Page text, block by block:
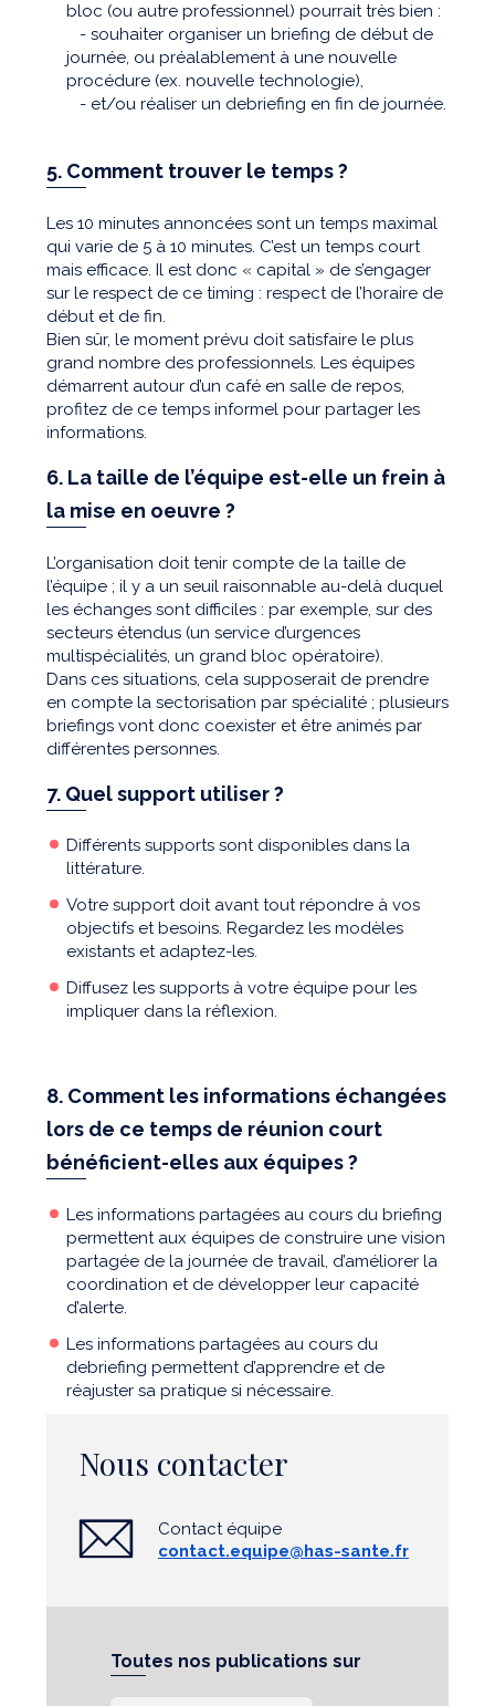
bloc (ou autre professionnel) pourrait très bien :
- souhaiter organiser un briefing de début de
journée, ou préalablement à une nouvelle
procédure (ex. nouvelle technologie),
- et/ou réaliser un debriefing en fin de journée.
5. Comment trouver le temps ?
Les 10 minutes annoncées sont un temps maximal
qui varie de 5 à 10 minutes. C’est un temps court
mais efficace. Il est donc « capital » de s’engager
sur le respect de ce timing : respect de l’horaire de
début et de fin.
Bien sûr, le moment prévu doit satisfaire le plus
grand nombre des professionnels. Les équipes
démarrent autour d’un café en salle de repos,
profitez de ce temps informel pour partager les
informations.
6. La taille de l’équipe est-elle un frein à
la mise en oeuvre ?
L’organisation doit tenir compte de la taille de
l’équipe ; il y a un seuil raisonnable au-delà duquel
les échanges sont difficiles : par exemple, sur des
secteurs étendus (un service d’urgences
multispécialités, un grand bloc opératoire).
Dans ces situations, cela supposerait de prendre
en compte la sectorisation par spécialité ; plusieurs
briefings vont donc coexister et être animés par
différentes personnes.
7. Quel support utiliser ?
Différents supports sont disponibles dans la
littérature.
Votre support doit avant tout répondre à vos
objectifs et besoins. Regardez les modèles
existants et adaptez-les.
Diffusez les supports à votre équipe pour les
impliquer dans la réflexion.
8. Comment les informations échangées
lors de ce temps de réunion court
bénéficient-elles aux équipes ?
Les informations partagées au cours du briefing
permettent aux équipes de construire une vision
partagée de la journée de travail, d’améliorer la
coordination et de développer leur capacité
d’alerte.
Les informations partagées au cours du
debriefing permettent d’apprendre et de
réajuster sa pratique si nécessaire.
Nous contacter
Contact équipe
contact.equipe@has-sante.fr
Toutes nos publications sur